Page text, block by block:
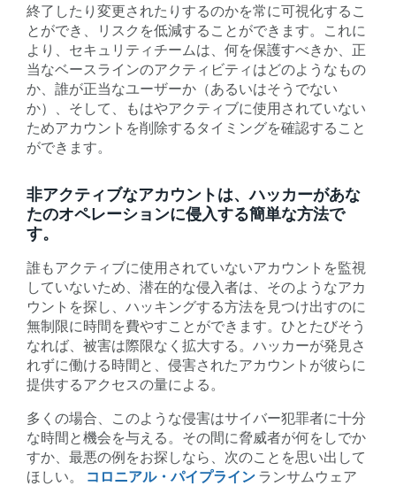
終了したり変更されたりするのかを常に可視化するこ
とができ、リスクを低減することができます。これに
より、セキュリティチームは、何を保護すべきか、正
当なベースラインのアクティビティはどのようなもの
か、誰が正当なユーザーか（あるいはそうでない
か）、そして、もはやアクティブに使用されていない
ためアカウントを削除するタイミングを確認すること
ができます。
非アクティブなアカウントは、ハッカーがあな
たのオペレーションに侵入する簡単な方法で
す。
誰もアクティブに使用されていないアカウントを監視
していないため、潜在的な侵入者は、そのようなアカ
ウントを探し、ハッキングする方法を見つけ出すのに
無制限に時間を費やすことができます。ひとたびそう
なれば、被害は際限なく拡大する。ハッカーが発見さ
れずに働ける時間と、侵害されたアカウントが彼らに
提供するアクセスの量による。
多くの場合、このような侵害はサイバー犯罪者に十分
な時間と機会を与える。その間に脅威者が何をしでか
すか、最悪の例をお探しなら、次のことを思い出して
ほしい。
コロニアル・パイプライン ランサムウェア